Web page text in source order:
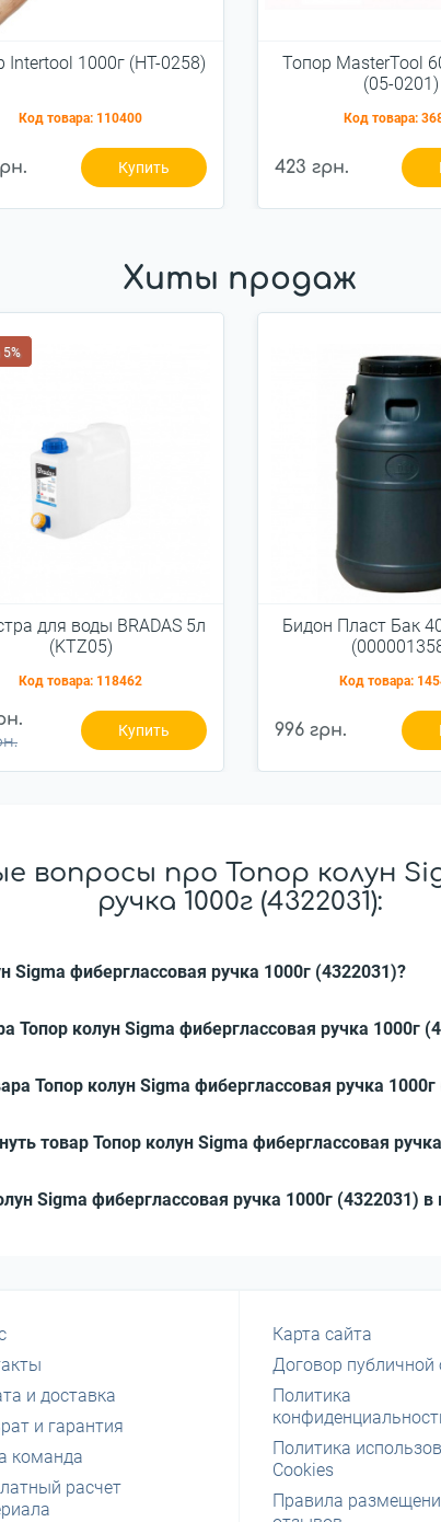
Intertool 1000г (HT-0258)
Код товара: 110400
Купить
Топор MasterTool
(05-0201)
Код товара:
423 грн.
Хиты продаж
для воды BRADAS 5л
(KTZ05)
Код товара: 118462
Купить
Бидон Пласт Бак
Код товара:
996 грн.
вопросы про Топор колун
ручка 1000г (4322031):
Sigma фиберглассовая ручка 1000г (4322031)?
Топор колун Sigma фиберглассовая ручка 1000г
Топор колун Sigma фиберглассовая ручка
товар Топор колун Sigma фиберглассовая
Sigma фиберглассовая ручка 1000г (4322031)
и доставка
и гарантия
команда
расчет
Карта сайта
Договор публичной
Политика
Политика
Cookies
Правила